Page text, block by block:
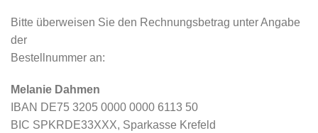
Bitte überweisen Sie den Rechnungsbetrag unter Angabe
der
Bestellnummer an:
Melanie Dahmen
IBAN DE75 3205 0000 0000 6113 50
BIC SPKRDE33XXX, Sparkasse Krefeld